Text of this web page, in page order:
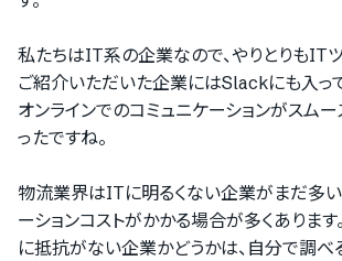
『PRONI
『PRONIアイミツメ
私たちはIT系の企業なので、やりとりもIT
ご紹介いただいた企業にはSlackにも入っ
オンラインでのコミュニケーションがスム
ったですね。
物流業界はITに明るくない企業がまだ多い
ーションコストがかかる場合が多くありま
に抵抗がない企業かどうかは、自分で調べ